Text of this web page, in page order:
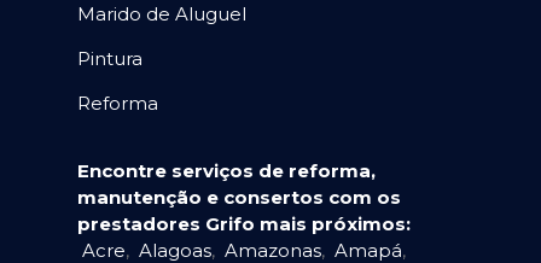
Marido de Aluguel
Pintura
Reforma
Encontre serviços de reforma,
manutenção e consertos com os
prestadores Grifo mais próximos:
Acre, Alagoas, Amazonas, Amapá,